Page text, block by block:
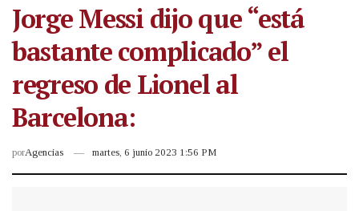
Jorge Messi dijo que “está
bastante complicado” el
regreso de Lionel al
Barcelona:
porAgencias martes, 6 junio 2023 1:56 PM